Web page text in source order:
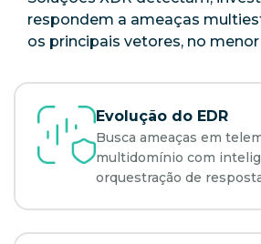
respondem a ameaças
os principais vetores, no
Evolução do EDR
Busca ameaças em
multidomínio com
orquestração de